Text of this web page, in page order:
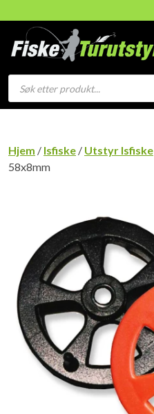
Products
search
Hjem / Isfiske / Utstyr Isfiske
58x8mm